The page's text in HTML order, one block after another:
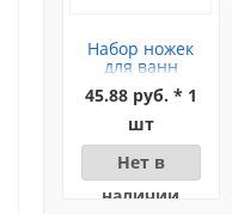
Набор ножек
для ванн
Cersanit
45.88 руб. * 1
шт
Нет в
наличии